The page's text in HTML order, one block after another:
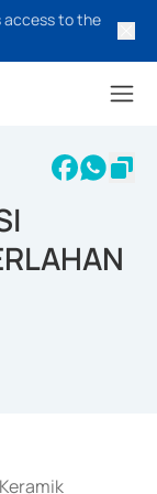
access to the